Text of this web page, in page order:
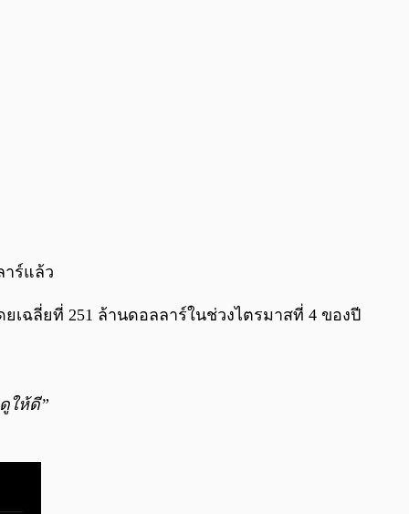
าร์แล้ว
ยเฉลี่ยที่ 251 ล้านดอลลาร์ในช่วงไตรมาสที่ 4 ของปี
ให้ดี”